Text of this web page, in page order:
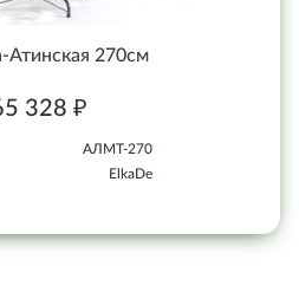
Атинская 270см
328 ₽
АЛМТ-270
ElkaDe